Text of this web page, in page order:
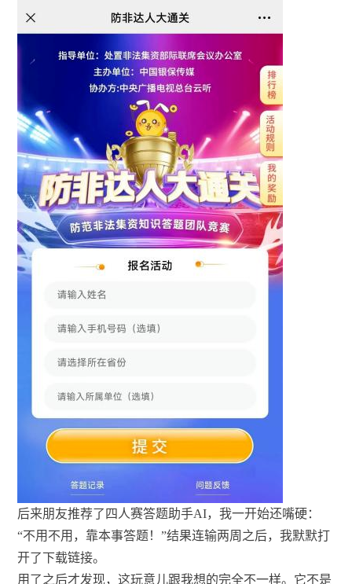
后来朋友推荐了四人赛答题助手AI，我一开始还嘴硬：
“不用不用，靠本事答题！”结果连输两周之后，我默默打
开了下载链接。
用了之后才发现，这玩意儿跟我想的完全不一样。它不是